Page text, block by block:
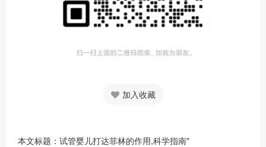
加入收藏
本文标题：试管婴儿打达菲林的作用,科学指南"